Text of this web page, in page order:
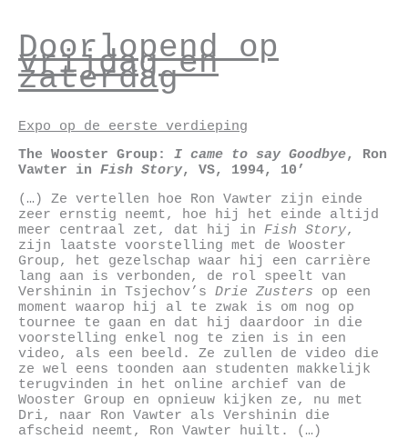
Doorlopend op
vrijdag en
zaterdag
Expo op de eerste verdieping
The Wooster Group: I came to say Goodbye, Ron
Vawter in Fish Story, VS, 1994, 10’
(…) Ze vertellen hoe Ron Vawter zijn einde
zeer ernstig neemt, hoe hij het einde altijd
meer centraal zet, dat hij in Fish Story,
zijn laatste voorstelling met de Wooster
Group, het gezelschap waar hij een carrière
lang aan is verbonden, de rol speelt van
Vershinin in Tsjechov’s Drie Zusters op een
moment waarop hij al te zwak is om nog op
tournee te gaan en dat hij daardoor in die
voorstelling enkel nog te zien is in een
video, als een beeld. Ze zullen de video die
ze wel eens toonden aan studenten makkelijk
terugvinden in het online archief van de
Wooster Group en opnieuw kijken ze, nu met
Dri, naar Ron Vawter als Vershinin die
afscheid neemt, Ron Vawter huilt. (…)